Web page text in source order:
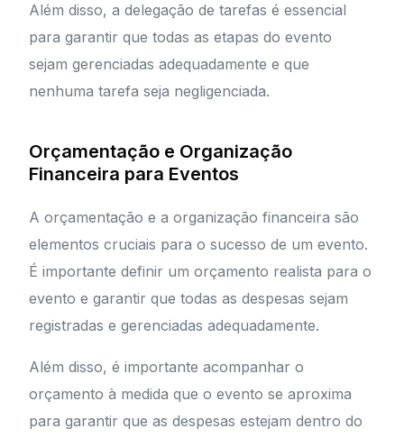
Além disso, a delegação de tarefas é essencial
para garantir que todas as etapas do evento
sejam gerenciadas adequadamente e que
nenhuma tarefa seja negligenciada.
Orçamentação e Organização
Financeira para Eventos
A orçamentação e a organização financeira são
elementos cruciais para o sucesso de um evento.
É importante definir um orçamento realista para o
evento e garantir que todas as despesas sejam
registradas e gerenciadas adequadamente.
Além disso, é importante acompanhar o
orçamento à medida que o evento se aproxima
para garantir que as despesas estejam dentro do